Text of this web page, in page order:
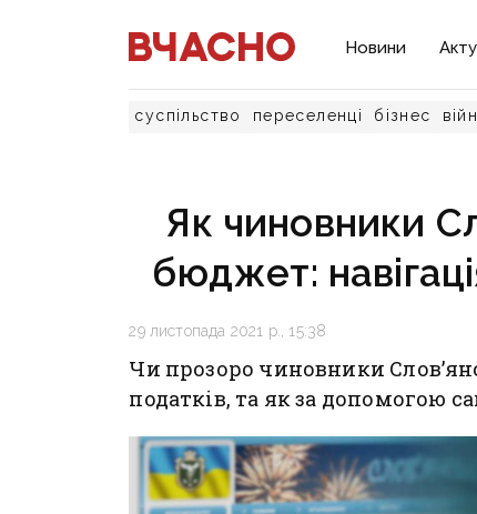
Новини
суспільство переселенці бізнес
Як чиновники
бюджет:
29 листопада 2021 р., 15:38
Чи прозоро чиновники
податків, та як за допомогою